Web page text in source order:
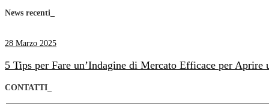
News recenti_
28 Marzo 2025
5 Tips per Fare un’Indagine di Mercato Efficace per Aprire
CONTATTI_